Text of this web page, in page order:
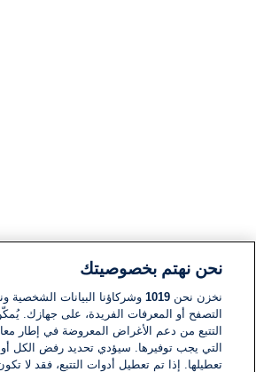
نحن نهتم بخصوصيتك
نخزن نحن1019 وشركاؤنا البيانات الشخصية
التصفح أو المعرفات الفريدة، على جهازك.
التتبع من دعم الأغراض المعروضة في إطار
التي يجب توفيرها. سيؤدي تحديد رفض الكل
تعطيلها. إذا تم تعطيل أدوات التتبع، فقد لا